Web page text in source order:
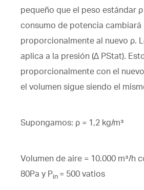
pequeño que el peso estándar ρ
consumo de potencia cambiará
proporcionalmente al nuevo ρ.
aplica a la presión (∆ PStat).
proporcionalmente con el
el volumen sigue siendo el
Supongamos: ρ = 1,2 kg/m³
Volumen de aire = 10.000 m³/h
80Pa y Pin = 500 vatios